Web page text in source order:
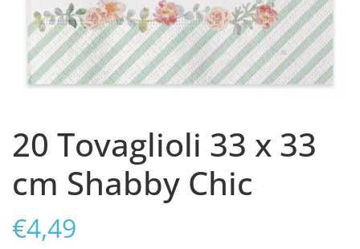
20 Tovaglioli 33 x 33
cm Shabby Chic
€4,49